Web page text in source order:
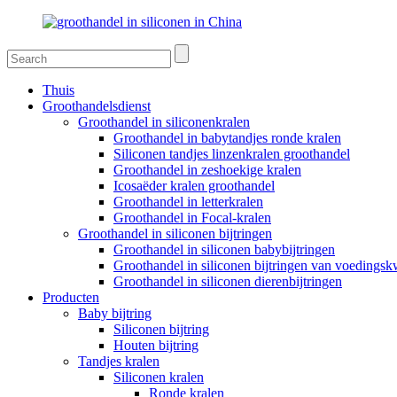
Thuis
Groothandelsdienst
Groothandel in siliconenkralen
Groothandel in babytandjes ronde kralen
Siliconen tandjes linzenkralen groothandel
Groothandel in zeshoekige kralen
Icosaëder kralen groothandel
Groothandel in letterkralen
Groothandel in Focal-kralen
Groothandel in siliconen bijtringen
Groothandel in siliconen babybijtringen
Groothandel in siliconen bijtringen van
Groothandel in siliconen dierenbijtringen
Producten
Baby bijtring
Siliconen bijtring
Houten bijtring
Tandjes kralen
Siliconen kralen
Ronde kralen